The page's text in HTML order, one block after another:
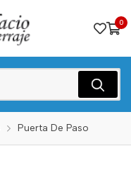
0
Puerta De Paso